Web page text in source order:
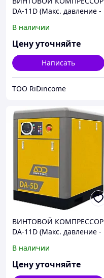
DA-11D (Макс. давление -
В наличии
Цену уточняйте
Написать
ТОО RiDincome
ВИНТОВОЙ КОМПРЕССОР
DA-11D (Макс. давление -
В наличии
Цену уточняйте